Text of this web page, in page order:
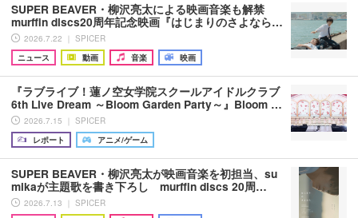
SUPER BEAVER・柳沢亮太による映画音楽も解禁
murffin discs20周年記念映画『はじまりのさよなら…
2026.7.22 ｜ SPICER
ニュース
動画 音楽 映画
『ラブライブ！蓮ノ空女学院スクールアイドルクラブ
6th Live Dream ～Bloom Garden Party～』Bloom …
2026.7.15 ｜ SPICER
レポート
アニメ/ゲーム
SUPER BEAVER・柳沢亮太が映画音楽を初担当、su
mikaが主題歌を書き下ろし murffin discs 20周…
2026.7.13 ｜ SPICER